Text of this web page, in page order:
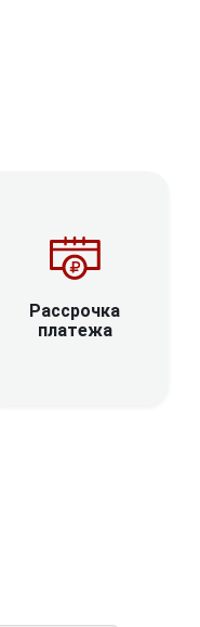
Рассрочка
платежа